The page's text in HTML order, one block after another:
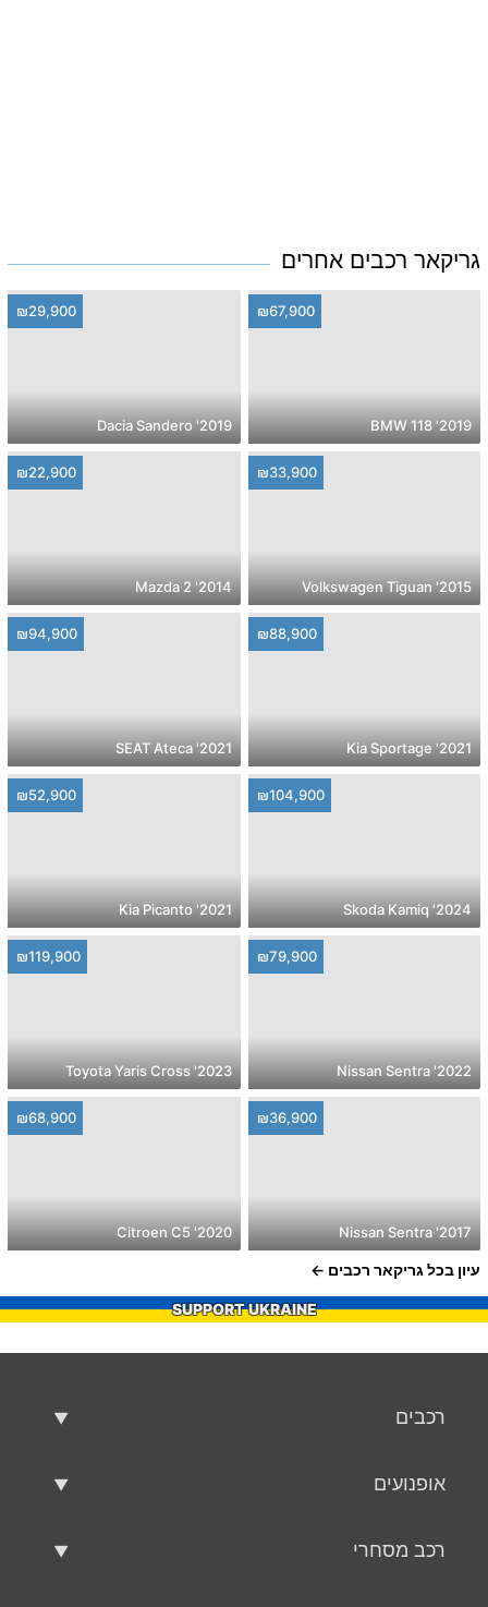
גריקאר רכבים אחרים
₪67,900
2019' BMW 118
₪29,900
2019' Dacia Sandero
₪33,900
2015' Volkswagen Tiguan
₪22,900
2014' Mazda 2
₪88,900
2021' Kia Sportage
₪94,900
2021' SEAT Ateca
₪104,900
2024' Skoda Kamiq
₪52,900
2021' Kia Picanto
₪79,900
2022' Nissan Sentra
₪119,900
2023' Toyota Yaris Cross
₪36,900
2017' Nissan Sentra
₪68,900
2020' Citroen C5
עיון בכל גריקאר רכבים
SUPPORT UKRAINE
רכבים
אופנועים
רכב מסחרי